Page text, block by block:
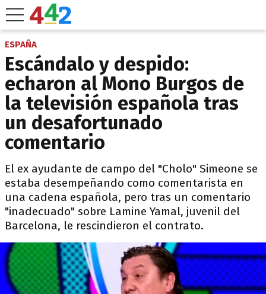
ESPAÑA
Escándalo y despido:
echaron al Mono Burgos de
la televisión española tras
un desafortunado
comentario
El ex ayudante de campo del "Cholo" Simeone se
estaba desempeñando como comentarista en
una cadena española, pero tras un comentario
"inadecuado" sobre Lamine Yamal, juvenil del
Barcelona, le rescindieron el contrato.